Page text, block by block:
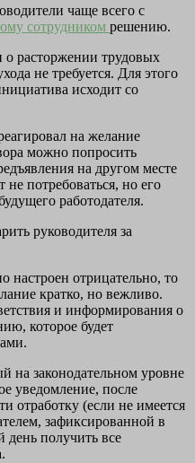
чаще всего с
сотрудником решению.
расторжении трудовых
не требуется. Для этого
исходит со
на желание
можно попросить
на другом месте
потребоваться, но его
работодателя.
руководителя за
настроен отрицательно, то
кратко, но вежливо.
и информирования о
которое будет
на законодательном уровне
уведомление, после
отработку (если не имеется
зафиксированной в
получить все